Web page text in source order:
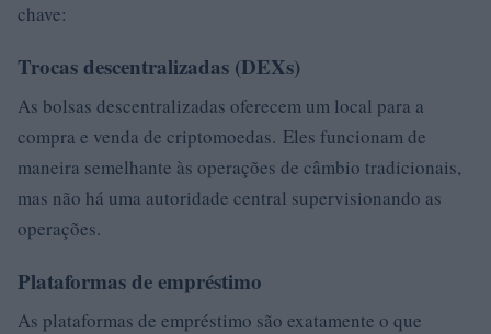
chave:
Trocas descentralizadas (DEXs)
As bolsas descentralizadas oferecem um local para a
compra e venda de criptomoedas. Eles funcionam de
maneira semelhante às operações de câmbio tradicionais,
mas não há uma autoridade central supervisionando as
operações.
Plataformas de empréstimo
As plataformas de empréstimo são exatamente o que